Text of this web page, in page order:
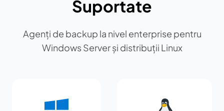
Suportate
Agenți de backup la nivel enterprise pentru
Windows Server și distribuții Linux